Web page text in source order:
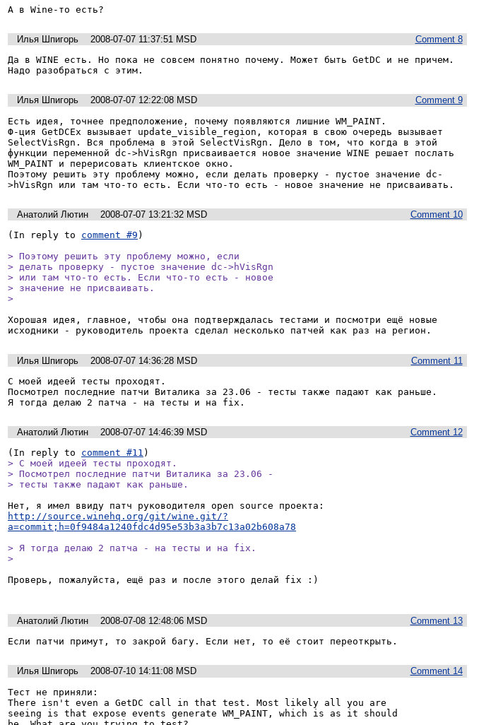
А в Wine-то есть?
Comment 8
Илья Шпигорь
2008-07-07 11:37:51 MSD
Да в WINE есть. Но пока не совсем понятно почему. Может быть GetDC и не причем.
Надо разобраться с этим.
Comment 9
Илья Шпигорь
2008-07-07 12:22:08 MSD
Есть идея, точнее предположение, почему появляются лишние WM_PAINT.
Ф-ция GetDCEx вызывает update_visible_region, которая в свою очередь вызывает
SelectVisRgn. Вся проблема в этой SelectVisRgn. Дело в том, что когда в этой
функции переменной dc->hVisRgn присваивается новое значение WINE решает послать
WM_PAINT и перерисовать клиентское окно.
Поэтому решить эту проблему можно, если делать проверку - пустое значение dc-
>hVisRgn или там что-то есть. Если что-то есть - новое значение не присваивать.
Comment 10
Анатолий Лютин
2008-07-07 13:21:32 MSD
(In reply to comment #9 )
> Поэтому решить эту проблему можно, если
> делать проверку - пустое значение dc->hVisRgn
> или там что-то есть. Если что-то есть - новое
> значение не присваивать.
>
Хорошая идея, главное, чтобы она подтверждалась тестами и посмотри ещё новые
Comment 11
Илья Шпигорь
2008-07-07 14:36:28 MSD
С моей идеей тесты проходят.
Посмотрел последние патчи Виталика за 23.06 - тесты также падают как раньше.
Я тогда делаю 2 патча - на тесты и на fix.
Comment 12
Анатолий Лютин
2008-07-07 14:46:39 MSD
(In reply to comment #11
> С моей идеей тесты проходят.
> Посмотрел последние патчи Виталика за 23.06 -
> тесты также падают как раньше.
http://source.winehq.org/git/wine.git/?
a=commit;h=0f9484a1240fdc4d95e53b3a3b7c13a02b608a78
> Я тогда делаю 2 патча - на тесты и на fix.
>
Проверь, пожалуйста, ещё раз и после этого делай fix :)
Comment 13
Анатолий Лютин
2008-07-08 12:48:06 MSD
Если патчи примут, то закрой багу. Если нет, то её стоит переоткрыть.
Comment 14
Илья Шпигорь
2008-07-10 14:11:08 MSD
Тест не приняли:
There isn't even a GetDC call in that test. Most likely all you are
seeing is that expose events generate WM_PAINT, which is as it should